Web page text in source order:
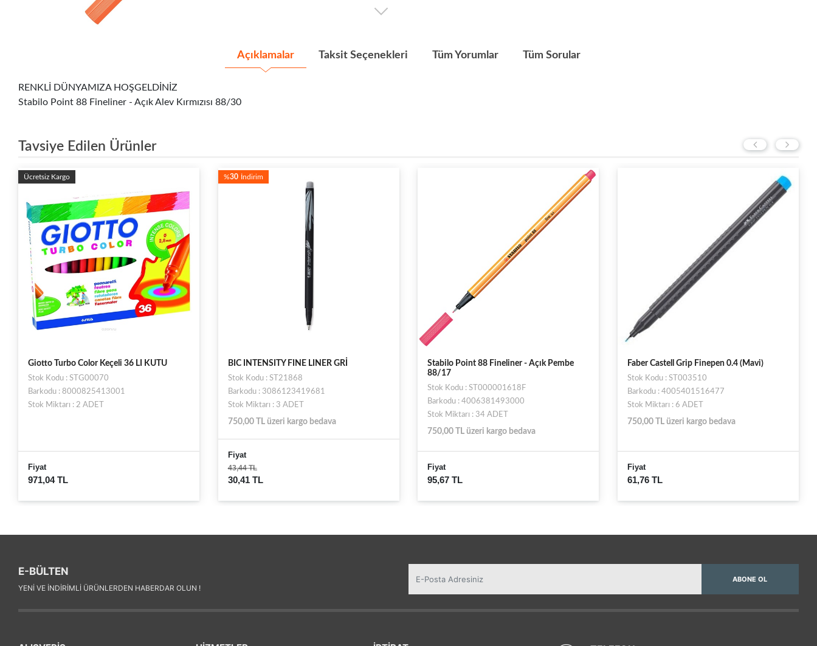
Açıklamalar Taksit Seçenekleri Tüm Yorumlar Tüm Sorular
RENKLİ DÜNYAMIZA HOŞGELDİNİZ
Stabilo Point 88 Fineliner - Açık Alev Kırmızısı 88/30
Tavsiye Edilen Ürünler
%30 İndirim
BIC INTENSITY FINE LINER GRİ
Stok Kodu : ST21868
Barkodu : 3086123419681
Stok Miktarı : 3 ADET
43,44 TL
30,41 TL
Stabilo Point 88 Fineliner - Açık Pembe
88/17
Stok Kodu : ST000001618F
Barkodu : 4006381493000
Fiyat
95,67 TL
Faber Castell Grip Finepen 0.4 (Mavi)
Stok Kodu : ST003510
Barkodu : 4005401516477
Stok Miktarı : 6 ADET
Fiyat
61,76 TL
FC GRIP 2001 K.K. HB
Stok Kodu : SA3653
Barkodu : 4005401170006
Stok Miktarı : 9 ADET
750,00 TL üzeri kargo bedava
Fiyat
75,31 TL
E-BÜLTEN
YENI VE INDIRIMLI ÜRÜNLERDEN HABERDAR OLUN !
ABONE OL